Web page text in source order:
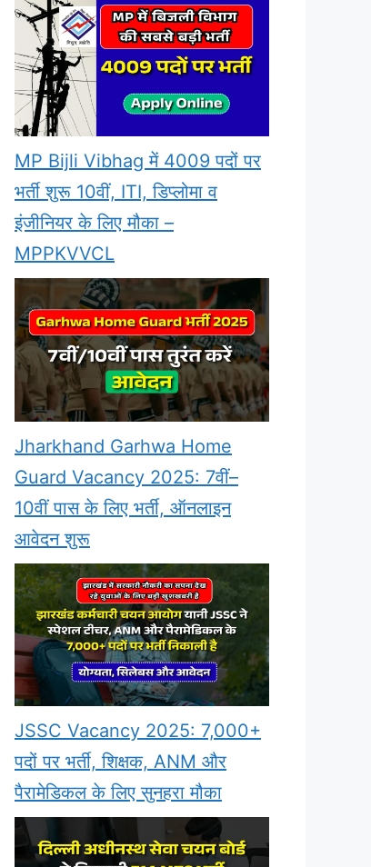
MP Bijli Vibhag में 4009 पदों पर
भर्ती शुरू 10वीं, ITI, डिप्लोमा व
इंजीनियर के लिए मौका –
MPPKVVCL
Jharkhand Garhwa Home
Guard Vacancy 2025: 7वीं–
10वीं पास के लिए भर्ती, ऑनलाइन
आवेदन शुरू
JSSC Vacancy 2025: 7,000+
पदों पर भर्ती, शिक्षक, ANM और
पैरामेडिकल के लिए सुनहरा मौका